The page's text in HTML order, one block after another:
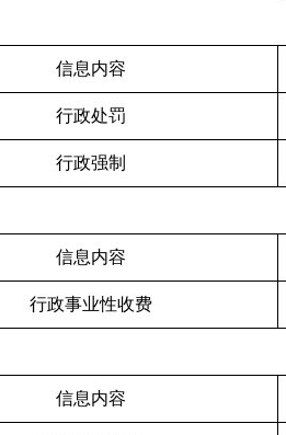
信息内容
行政处罚
行政强制
信息内容
行政事业性收费
信息内容